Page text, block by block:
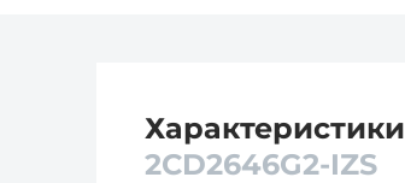
Характеристики
2CD2646G2-IZS